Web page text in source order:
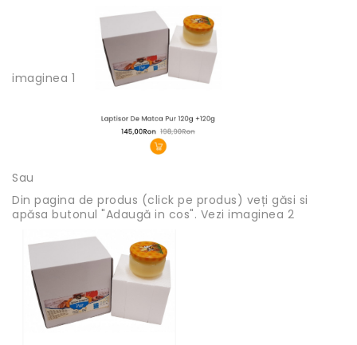
imaginea 1
Sau
Din pagina de produs (click pe produs) veți găsi si
apăsa butonul "Adaugă in cos". Vezi imaginea 2